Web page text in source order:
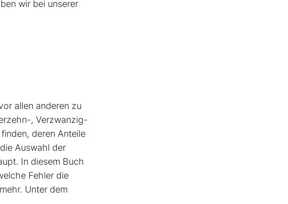
wir bei unserer
allen anderen zu
, Verzwanzig-
deren Anteile
Auswahl der
In diesem Buch
Fehler die
Unter dem